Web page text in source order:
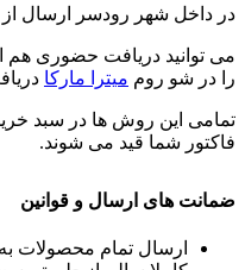
در داخل شهر رودسر ارسال
می توانید دریافت حضوری هم
را در شو روم میترا مارکا
تمامی این روش ها در سبد
فاکتور شما قید می شوند.
ضمانت های ارسال و قوانین
ارسال تمام محصولات